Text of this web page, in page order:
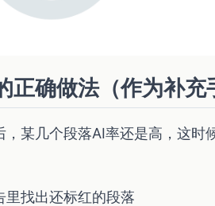
正确做法（作为补充
，某几个段落AI率还是高，这时
里找出还标红的段落